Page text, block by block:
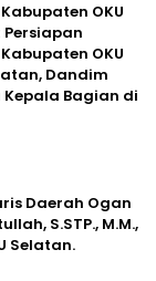
OKU
OKU
Dandim
Kepala Bagian di
Daerah Ogan
S.STP., M.M.,
Selatan.